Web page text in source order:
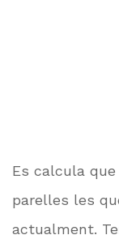
Es calcula
parelles les
actualment.